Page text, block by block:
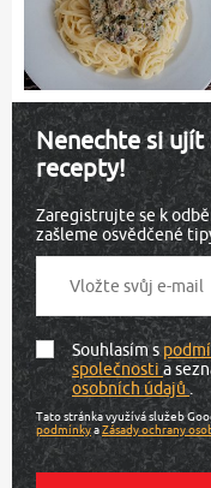
Nenechte si ujít
recepty!
Zaregistrujte se k
zašleme osvědčené
Souhlasím s
společnostia
osobních údajů.
Tato stránka využívá služeb
podmínkyaZásady ochrany